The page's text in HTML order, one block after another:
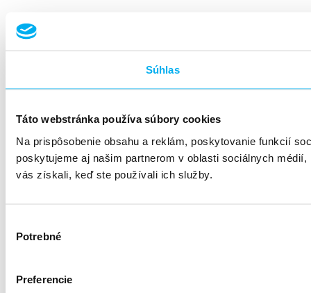
Súhlas
Táto webstránka používa súbory cookies
Na prispôsobenie obsahu a reklám, poskytovanie funkcií
poskytujeme aj našim partnerom v oblasti sociálnych
vás získali, keď ste používali ich služby.
súhlasu
Potrebné
Preferencie